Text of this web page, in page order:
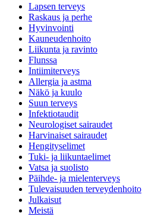
Lapsen terveys
Raskaus ja perhe
Hyvinvointi
Kauneudenhoito
Liikunta ja ravinto
Flunssa
Intiimiterveys
Allergia ja astma
Näkö ja kuulo
Suun terveys
Infektiotaudit
Neurologiset sairaudet
Harvinaiset sairaudet
Hengityselimet
Tuki- ja liikuntaelimet
Vatsa ja suolisto
Päihde- ja mielenterveys
Tulevaisuuden terveydenhoito
Julkaisut
Meistä